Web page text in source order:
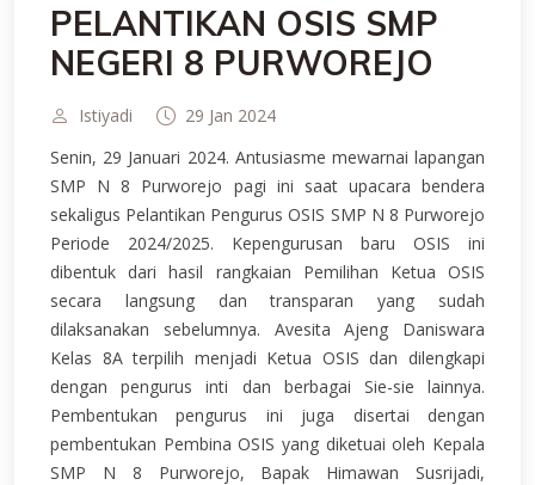
PELANTIKAN OSIS SMP
NEGERI 8 PURWOREJO
Istiyadi
29 Jan 2024
Senin, 29 Januari 2024. Antusiasme mewarnai lapangan
SMP N 8 Purworejo pagi ini saat upacara bendera
sekaligus Pelantikan Pengurus OSIS SMP N 8 Purworejo
Periode 2024/2025. Kepengurusan baru OSIS ini
dibentuk dari hasil rangkaian Pemilihan Ketua OSIS
secara langsung dan transparan yang sudah
dilaksanakan sebelumnya. Avesita Ajeng Daniswara
Kelas 8A terpilih menjadi Ketua OSIS dan dilengkapi
dengan pengurus inti dan berbagai Sie-sie lainnya.
Pembentukan pengurus ini juga disertai dengan
pembentukan Pembina OSIS yang diketuai oleh Kepala
SMP N 8 Purworejo, Bapak Himawan Susrijadi,